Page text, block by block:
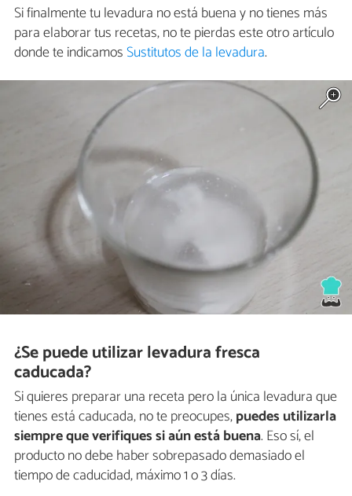
Si finalmente tu levadura no está buena y no tienes más
para elaborar tus recetas, no te pierdas este otro artículo
donde te indicamosSustitutos de la levadura.
¿Se puede utilizar levadura fresca
caducada?
Si quieres preparar una receta pero la única levadura que
tienes está caducada, no te preocupes,puedes utilizarla
siempre que verifiques si aún está buena. Eso sí, el
producto no debe haber sobrepasado demasiado el
tiempo de caducidad, máximo 1 o 3 días.